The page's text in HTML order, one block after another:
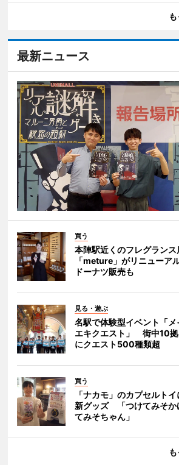
最新ニュース
買う
本陣駅近くのフレグランス
「meture」がリニューア
ドーナツ販売も
見る・遊ぶ
名駅で体験型イベント「メ
エキクエスト」 街中10
にクエスト500種類超
買う
「ナカモ」のカプセルトイ
新グッズ 「つけてみそか
てみそちゃん」